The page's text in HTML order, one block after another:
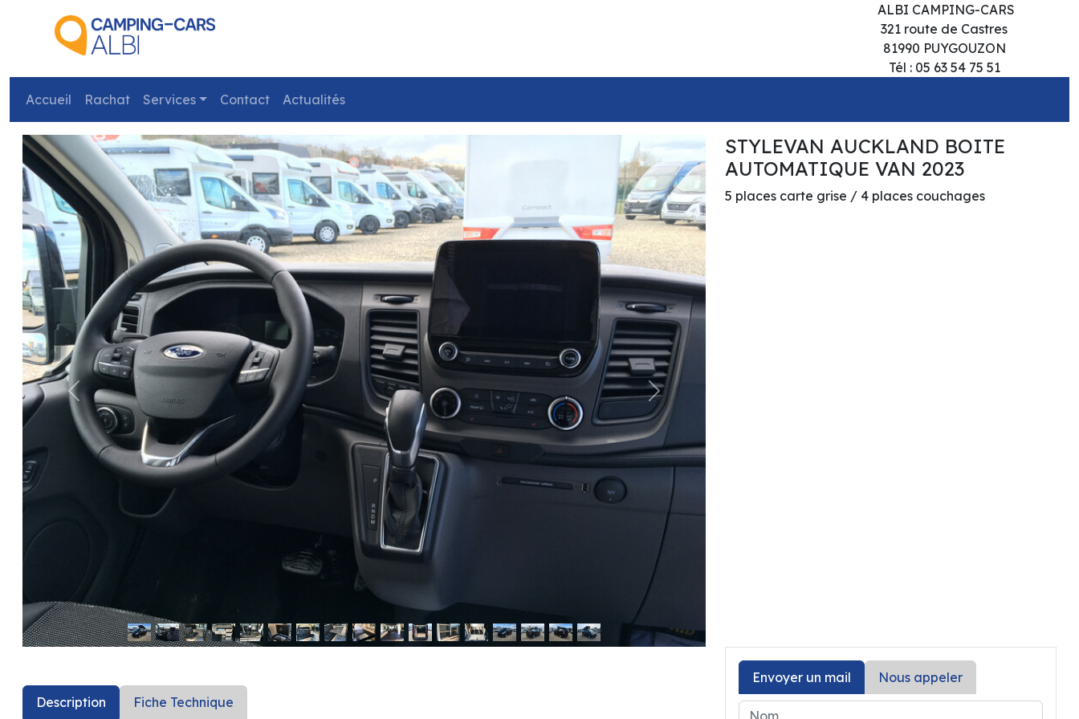
ALBI CAMPING-CARS
321 route de Castres
81990 PUYGOUZON
Tél : 05 63 54 75 51
Accueil
Rachat Services Contact Actualités
précédent suivant
STYLEVAN AUCKLAND BOITE
AUTOMATIQUE VAN 2023
5 places carte grise / 4 places couchages
Description Fiche Technique
Envoyer un mail Nous appeler